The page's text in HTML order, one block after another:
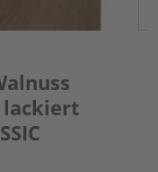
lackiert